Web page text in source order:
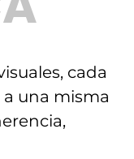
cada
una misma